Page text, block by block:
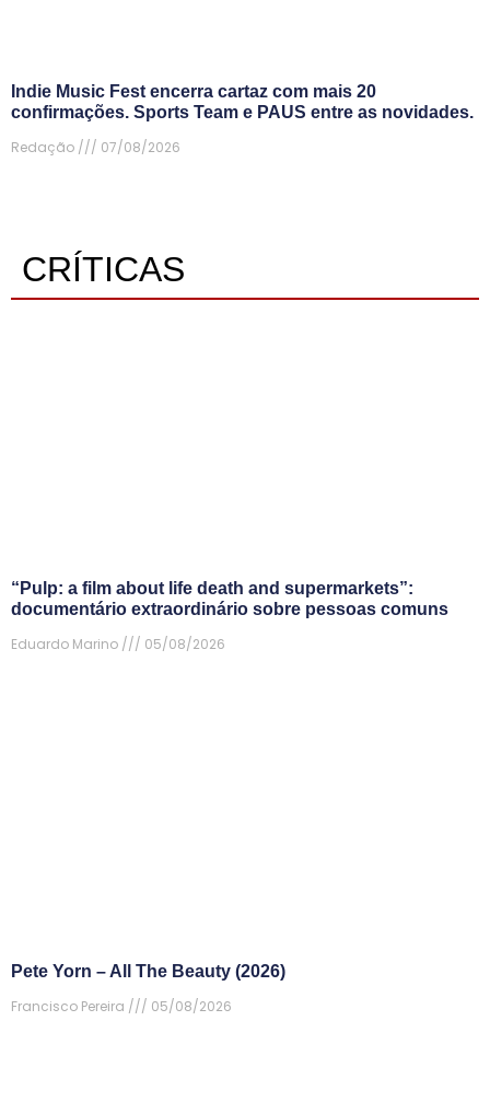
Indie Music Fest encerra cartaz com mais 20
confirmações. Sports Team e PAUS entre as novidades.
Redação
07/08/2026
CRÍTICAS
“Pulp: a film about life death and supermarkets”:
documentário extraordinário sobre pessoas comuns
Eduardo Marino
05/08/2026
Pete Yorn – All The Beauty (2026)
Francisco Pereira
05/08/2026